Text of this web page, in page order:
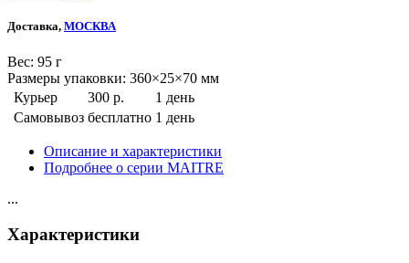
Доставка, МОСКВА
Веc: 95 г
Размеры упаковки: 360×25×70 мм
Курьер
300 р.
1 день
Самовывоз бесплатно 1 день
Описание и характеристики
Подробнее о серии MAITRE
...
Характеристики